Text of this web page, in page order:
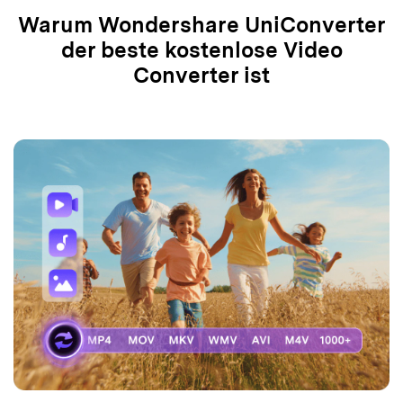
Warum Wondershare UniConverter
der beste kostenlose Video
Converter ist